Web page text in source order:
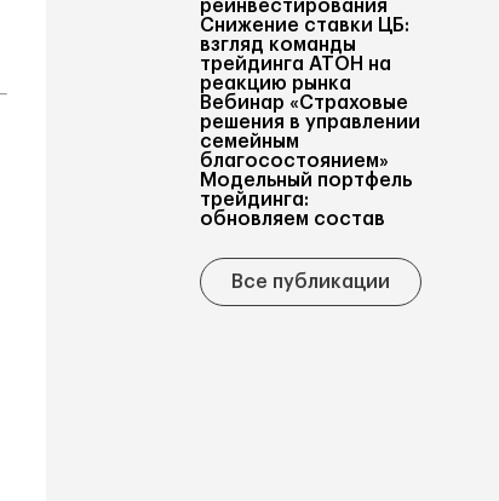
реинвестирования
Снижение ставки ЦБ:
взгляд команды
трейдинга АТОН на
реакцию рынка
Вебинар «Страховые
решения в управлении
семейным
благосостоянием»
Модельный портфель
трейдинга:
обновляем состав
Все публикации